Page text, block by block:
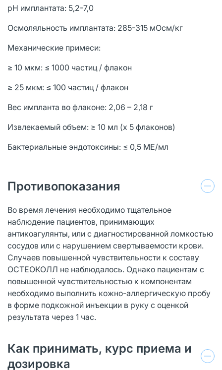
pH имплантата: 5,2-7,0
Осмоляльность имплантата: 285-315 мОсм/кг
Механические примеси:
≥ 10 мкм: ≤ 1000 частиц / флакон
≥ 25 мкм: ≤ 100 частиц / флакон
Вес импланта во флаконе: 2,06 – 2,18 г
Извлекаемый объем: ≥ 10 мл (x 5 флаконов)
Бактериальные эндотоксины: ≤ 0,5 МЕ/мл
Противопоказания
Во время лечения необходимо тщательное
наблюдение пациентов, принимающих
антикоагулянты, или с диагностированной ломкостью
сосудов или с нарушением свертываемости крови.
Случаев повышенной чувствительности к составу
ОСТЕОКОЛЛ не наблюдалось. Однако пациентам с
повышенной чувствительностью к компонентам
необходимо выполнить кожно-аллергическую пробу
в форме подкожной инъекции в руку с оценкой
результата через 1 час.
Как принимать, курс приема и
дозировка